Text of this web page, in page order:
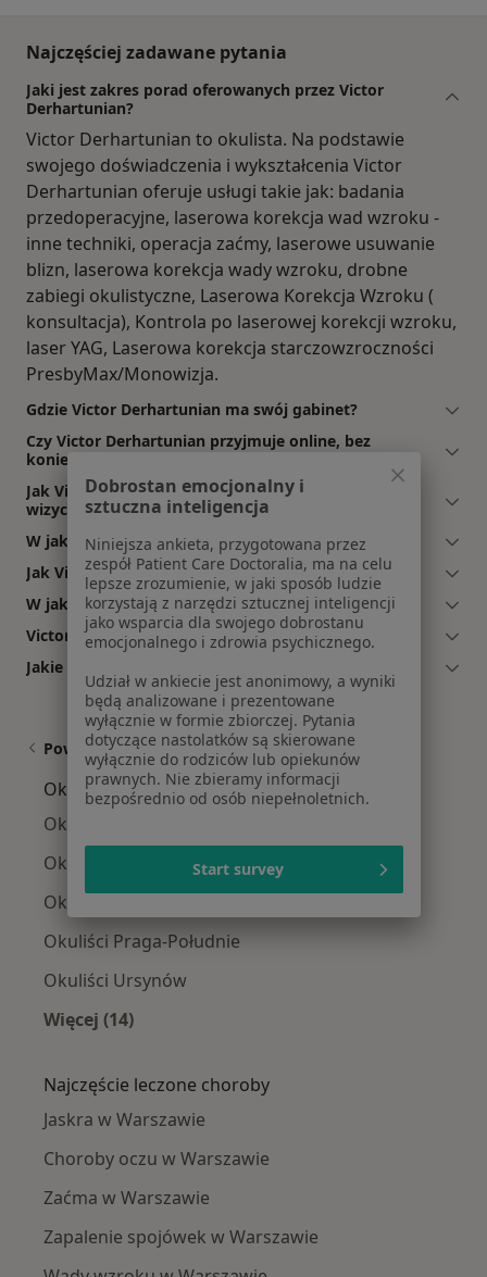
Najczęściej zadawane pytania
Jaki jest zakres porad oferowanych przez Victor
Derhartunian?
Victor Derhartunian to okulista. Na podstawie
swojego doświadczenia i wykształcenia Victor
Derhartunian oferuje usługi takie jak: badania
przedoperacyjne, laserowa korekcja wad wzroku -
inne techniki, operacja zaćmy, laserowe usuwanie
blizn, laserowa korekcja wady wzroku, drobne
zabiegi okulistyczne, Laserowa Korekcja Wzroku (
konsultacja), Kontrola po laserowej korekcji wzroku,
laser YAG, Laserowa korekcja starczowzroczności
PresbyMax/Monowizja.
Gdzie Victor Derhartunian ma swój gabinet?
Czy Victor Derhartunian przyjmuje online, bez
konieczności pojawiania się w placówce?
Jak Victor Derhartunian akceptuje płatności po
wizycie?
W jakich językach konsultuje Victor Derhartunian?
Jak Victor Derhartunian umawia wizyty?
W jakich godzinach przyjmuje Victor Derhartunian?
Victor Derhartunian: co mówią pacjenci?
Jakie ubezpieczenia akceptuje Victor Derhartunian?
Powiązane wyszukiwania
Okuliści w pobliżu
Okuliści Śródmieście
Okuliści Mokotów
Okuliści Wola
Okuliści Praga-Południe
Okuliści Ursynów
Więcej (14)
Najczęście leczone choroby
Jaskra w Warszawie
Choroby oczu w Warszawie
Zaćma w Warszawie
Zapalenie spojówek w Warszawie
Dobrostan emocjonalny i
sztuczna inteligencja
Niniejsza ankieta, przygotowana przez
zespół Patient Care Doctoralia, ma na celu
lepsze zrozumienie, w jaki sposób ludzie
korzystają z narzędzi sztucznej inteligencji
jako wsparcia dla swojego dobrostanu
emocjonalnego i zdrowia psychicznego.
Udział w ankiecie jest anonimowy, a wyniki
będą analizowane i prezentowane
wyłącznie w formie zbiorczej. Pytania
dotyczące nastolatków są skierowane
wyłącznie do rodziców lub opiekunów
prawnych. Nie zbieramy informacji
bezpośrednio od osób niepełnoletnich.
Start survey